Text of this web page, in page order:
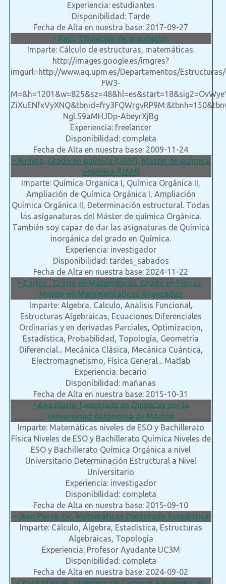
Experiencia: estudiantes
Disponibilidad: Tarde
Fecha de Alta en nuestra base: 2017-09-27
• Raúl, Titulación de arquitecto.
Imparte: Cálculo de estructuras, matemáticas.
http://images.google.es/imgres?
imgurl=http://www.aq.upm.es/Departamentos/
FW3-
NgLS9aMHJDp-AbeyrXjBg
Experiencia: freelancer
Disponibilidad: completa
Fecha de Alta en nuestra base: 2009-11-24
• Ainhoa, Grado en química (UAM), Master en química
orgánica (UAM)
Imparte: Química Organica I, Química Orgánica II,
Ampliación de Química Orgánica I, Ampliación
Química Orgánica II, Determinación estructural. Todas
las asiganaturas del Máster de química Orgánica.
También soy capaz de dar las asignaturas de Química
inorgánica del grado en Química.
Experiencia: investigador
Disponibilidad: tardes_sabados
Fecha de Alta en nuestra base: 2024-11-22
• Carlos , Grado en Matemáticas, Grado en Físicas,
Master en Matematicaticas Avanzadas
Imparte: Algebra, Calculo, Analisis Funcional,
Estructuras Algebraicas, Ecuaciones Diferenciales
Ordinarias y en derivadas Parciales, Optimizacion,
Estadística, Probabilidad, Topología, Geometría
Diferencial... Mecánica Clásica, Mecánica Cuántica,
Electromagnetismo, Física General... Matlab
Experiencia: becario
Disponibilidad: mañanas
Fecha de Alta en nuestra base: 2015-10-31
• Ana María, Licenciada en Químicas por la
Universidad Autónoma de MAdrid
Imparte: Matemáticas niveles de ESO y Bachillerato
Física Niveles de ESO y Bachillerato Química Niveles de
ESO y Bachillerato Química Orgánica a nivel
Universitario Determinación Estructural a Nivel
Universitario
Experiencia: investigador
Disponibilidad: completa
Fecha de Alta en nuestra base: 2015-09-10
• Jean Pierre, Lic. Matemáticas Doctorado Estadística
Imparte: Cálculo, Álgebra, Estadística, Estructuras
Algebraicas, Topología
Experiencia: Profesor Ayudante UC3M
Disponibilidad: completa
Fecha de Alta en nuestra base: 2024-09-02